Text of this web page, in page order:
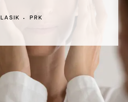
LASIK PRK